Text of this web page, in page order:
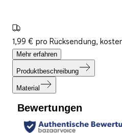
1,99 € pro Rücksendung,
Mehr erfahren
Produktbeschreibung
Material
Bewertungen